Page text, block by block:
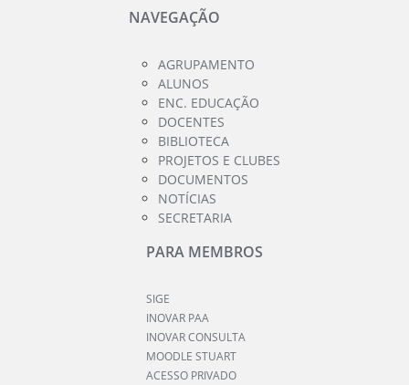
NAVEGAÇÃO
AGRUPAMENTO
ALUNOS
ENC. EDUCAÇÃO
DOCENTES
BIBLIOTECA
PROJETOS E CLUBES
DOCUMENTOS
NOTÍCIAS
SECRETARIA
PARA MEMBROS
SIGE
INOVAR PAA
INOVAR CONSULTA
MOODLE STUART
ACESSO PRIVADO